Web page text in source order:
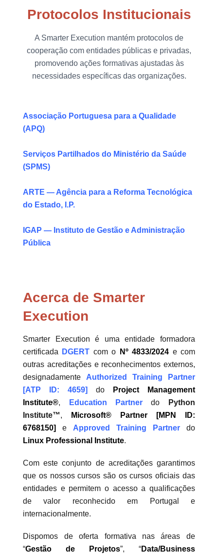
Protocolos Institucionais
A Smarter Execution mantém protocolos de
cooperação com entidades públicas e privadas,
promovendo ações formativas ajustadas às
necessidades específicas das organizações.
Associação Portuguesa para a Qualidade
(APQ)
Serviços Partilhados do Ministério da Saúde
(SPMS)
ARTE — Agência para a Reforma Tecnológica
do Estado, I.P.
IGAP — Instituto de Gestão e Administração
Pública
Acerca de Smarter
Execution
Smarter Execution é uma entidade formadora
certificada DGERT com o Nº 4833/2024 e com
outras acreditações e reconhecimentos externos,
designadamenteAuthorized Training Partner
[ATP ID: 4659]
do
Project Management
Institute®️, Education Partner do
Python
Institute™️,
Microsoft® Partner [MPN ID:
6768150]
eApproved Training Partnerdo
Linux Professional Institute.
Com este conjunto de acreditações garantimos
que os nossos cursos são os cursos oficiais das
entidades e permitem o acesso a qualificações
de valor reconhecido em Portugal e
internacionalmente.
Dispomos de oferta formativa nas áreas de
“Gestão de Projetos”, “Data/Business